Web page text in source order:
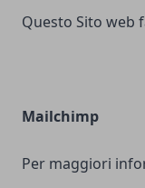
Questo Sito web
Mailchimp
Per maggiori